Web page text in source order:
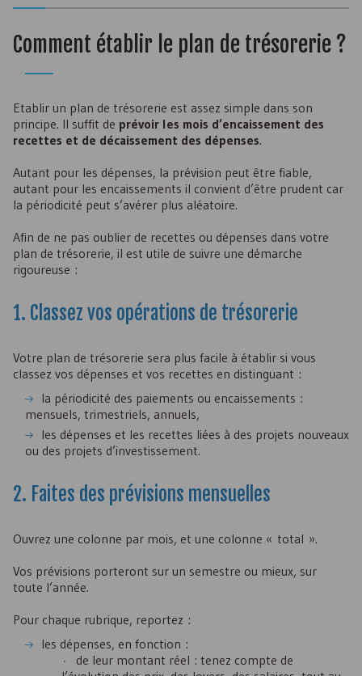
Comment établir le plan de trésorerie ?
Etablir un plan de trésorerie est assez simple dans son
principe. Il suffit de prévoir les mois d’encaissement des
recettes et de décaissement des dépenses.
Autant pour les dépenses, la prévision peut être fiable,
autant pour les encaissements il convient d’être prudent car
la périodicité peut s’avérer plus aléatoire.
Afin de ne pas oublier de recettes ou dépenses dans votre
plan de trésorerie, il est utile de suivre une démarche
rigoureuse :
1. Classez vos opérations de trésorerie
Votre plan de trésorerie sera plus facile à établir si vous
classez vos dépenses et vos recettes en distinguant :
la périodicité des paiements ou encaissements :
mensuels, trimestriels, annuels,
les dépenses et les recettes liées à des projets nouveaux
ou des projets d’investissement.
2. Faites des prévisions mensuelles
Ouvrez une colonne par mois, et une colonne « total ».
Vos prévisions porteront sur un semestre ou mieux, sur
toute l’année.
Pour chaque rubrique, reportez :
les dépenses, en fonction :
de leur montant réel : tenez compte de